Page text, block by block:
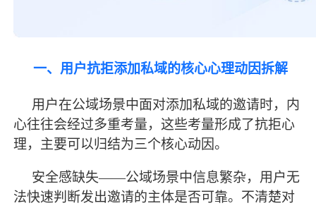
一、用户抗拒添加私域的核心心理动因拆解
用户在公域场景中面对添加私域的邀请时，内
心往往会经过多重考量，这些考量形成了抗拒心
理，主要可以归结为三个核心动因。
安全感缺失——公域场景中信息繁杂，用户无
法快速判断发出邀请的主体是否可靠。不清楚对